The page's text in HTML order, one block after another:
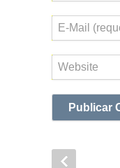
Correo
electrónico
Web